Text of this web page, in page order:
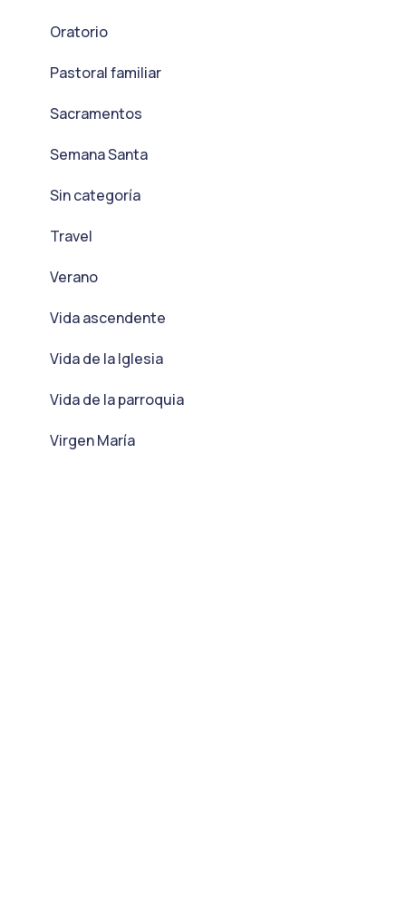
Oratorio
Pastoral familiar
Sacramentos
Semana Santa
Sin categoría
Travel
Verano
Vida ascendente
Vida de la Iglesia
Vida de la parroquia
Virgen María